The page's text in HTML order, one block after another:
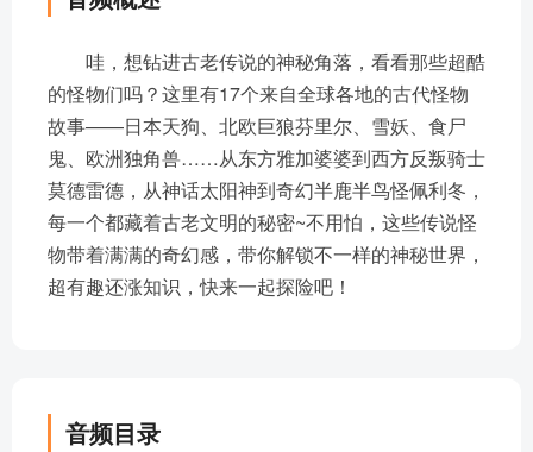
哇，想钻进古老传说的神秘角落，看看那些超酷
的怪物们吗？这里有17个来自全球各地的古代怪物
故事——日本天狗、北欧巨狼芬里尔、雪妖、食尸
鬼、欧洲独角兽……从东方雅加婆婆到西方反叛骑士
莫德雷德，从神话太阳神到奇幻半鹿半鸟怪佩利冬，
每一个都藏着古老文明的秘密~不用怕，这些传说怪
物带着满满的奇幻感，带你解锁不一样的神秘世界，
超有趣还涨知识，快来一起探险吧！
音频目录